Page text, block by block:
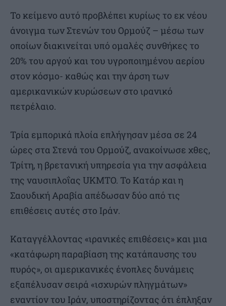
Το κείμενο αυτό προβλέπει κυρίως το εκ νέου
άνοιγμα των Στενών του Ορμούζ – μέσω των
οποίων διακινείται υπό ομαλές συνθήκες το
20% του αργού και του υγροποιημένου αερίου
στον κόσμο- καθώς και την άρση των
αμερικανικών κυρώσεων στο ιρανικό
πετρέλαιο.
Τρία εμπορικά πλοία επλήγησαν μέσα σε 24
ώρες στα Στενά του Ορμούζ, ανακοίνωσε χθες,
Τρίτη, η βρετανική υπηρεσία για την ασφάλεια
της ναυσιπλοΐας UKMTO. Το Κατάρ και η
Σαουδική Αραβία απέδωσαν δύο από τις
επιθέσεις αυτές στο Ιράν.
Καταγγέλλοντας «ιρανικές επιθέσεις» και μια
«κατάφωρη παραβίαση της κατάπαυσης του
πυρός», οι αμερικανικές ένοπλες δυνάμεις
εξαπέλυσαν σειρά «ισχυρών πληγμάτων»
εναντίον του Ιράν, υποστηρίζοντας ότι έπληξαν